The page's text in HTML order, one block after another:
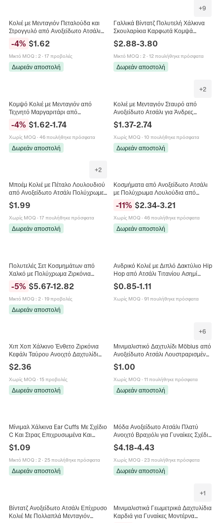
Κολιέ με Μενταγιόν Πεταλούδα και
Στρογγυλό από Ανοξείδωτο Ατσάλι
Σκουλαρίκια για Γυναίκες Κομψά
Κοσμήματα
-4% $1.62
Μικτό MOQ : 2· 17 προβολές
Δωρεάν αποστολή
+9
Γαλλικά Βίντατζ Πολυτελή Χάλκινα
Σκουλαρίκια Καρφωτά Κομψά
Τεχνητά Μαργαριτάρια Φιόγκος
Καρδιά Κοχύλι Κοσμήματα Γυναικεία
$2.88-3.80
Μικτό MOQ : 2· 12 πουλήθηκε πρόσφατα
Δωρεάν αποστολή
Κομψό Κολιέ με Μενταγιόν από
Τεχνητό Μαργαριτάρι από
Αλυσίδα Φιδιού Κοσμήματα για
Γυναίκες Χρυσό Ασημί
-4% $1.62-1.74
Χωρίς MOQ · 46 πουλήθηκε πρόσφατα
Δωρεάν αποστολή
+2
Κολιέ με Μενταγιόν Σταυρό από
Ανοξείδωτο Ατσάλι για Άνδρες
Κοσμήματα Χρυσό Ασημί
$1.37-2.74
Χωρίς MOQ · 10 πουλήθηκε πρόσφατα
Δωρεάν αποστολή
+2
Μποέμ Κολιέ με Πέταλο Λουλουδιού
από Ανοξείδωτο Ατσάλι Πολύχρωμες
Χάντρες Σμάλτου Κόσμημα
Μαργαρίτα Ρυθμιζόμενη Αλυσίδα
$1.99
Χωρίς MOQ · 17 πουλήθηκε πρόσφατα
Δωρεάν αποστολή
Κοσμήματα από Ανοξείδωτο Ατσάλι
με Πολύχρωμα Λουλούδια από
Σμάλτο για Γυναίκες Επιχρυσωμένο
Κολιέ Βραχιόλι Αλυσίδα Ποδιού
-11% $2.34-3.21
Χωρίς MOQ · 46 πουλήθηκε πρόσφατα
Δωρεάν αποστολή
Πολυτελές Σετ Κοσμημάτων από
Χαλκό με Πολύχρωμα Ζιρκόνια
Γυναίκες Γλυκό Χρώμα Καραμέλας
Αλυσίδα Τένις
-5% $5.67-12.82
Μικτό MOQ : 2· 19 προβολές
Δωρεάν αποστολή
Ανδρικό Κολιέ με Διπλό Δακτύλιο Hip
Hop από Ατσάλι Τιτανίου Ασημί
Στρας Κοσμήματα Streetwear
$0.85-1.11
Χωρίς MOQ · 91 πουλήθηκε πρόσφατα
Χιπ Χοπ Χάλκινο Ένθετο Ζιρκόνια
Κεφάλι Ταύρου Ανοιχτό Δαχτυλίδι
Μόδα Μποέμ Ρυθμιζόμενο Χρυσό
Δαχτυλίδι Ζώο Γυναικών
$2.36
Χωρίς MOQ · 15 προβολές
Δωρεάν αποστολή
+6
Μινιμαλιστικό Δαχτυλίδι Möbius από
Ανοξείδωτο Ατσάλι Λουστραρισμένο
Κυματιστό Για Άνδρες Γυναίκες
Μοντέρνο Κόσμημα Δώρο
$1.00
Χωρίς MOQ · 11 πουλήθηκε πρόσφατα
Δωρεάν αποστολή
Μίνιμαλ Χάλκινα Ear Cuffs Με Σχέδιο
C Και Στρας Επιχρυσωμένα Και
Επαργυρωμένα Κοσμήματα Για
Γυναίκες Για Εμφάνιση Σε Πάρτι
$1.09
Μικτό MOQ : 2· 25 πουλήθηκε πρόσφατα
Δωρεάν αποστολή
Μόδα Ανοξείδωτο Ατσάλι Πλατύ
Ανοιχτό Βραχιόλι για Γυναίκες Σχέδιο
Πεταλούδα Λουλούδι Επιχρυσωμένο
18K Ρυθμιζόμενο Βραχιόλι Μανσέτα
$4.18-4.43
Χωρίς MOQ · 23 πουλήθηκε πρόσφατα
Δωρεάν αποστολή
Βίντατζ Ανοξείδωτο Ατσάλι Επίχρυσο
Κολιέ Με Πολλαπλά Μενταγιόν
+1
Μινιμαλιστικά Γεωμετρικά Δαχτυλίδια
Καρδιά για Γυναίκες Μοντέρνα